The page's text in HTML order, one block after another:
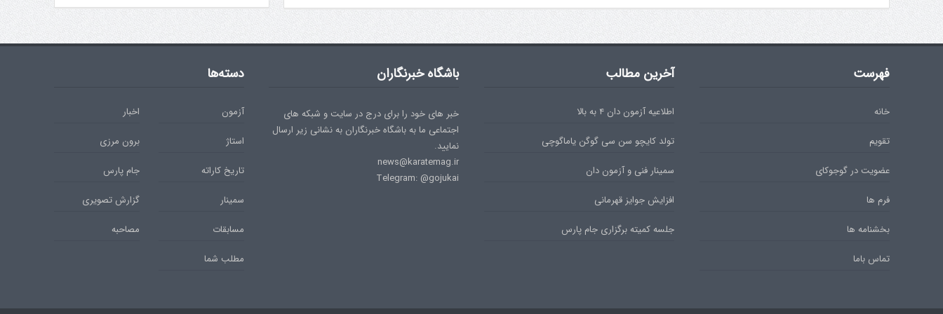
فهرست
خانه
تقویم
عضویت در گوجوکای
فرم ها
بخشنامه ها
تماس باما
آخرین مطالب
اطلاعیه آزمون دان ۴ به بالا
تولد کایچو سن سی گوگن یاماگوچی
سمینار فنی و آزمون دان
افزایش جوایز قهرمانی
جلسه کمیته برگزاری جام پارس
باشگاه خبرنگاران
خبر های خود را برای درج در سایت و شبکه های
اجتماعی ما به باشگاه خبرنگاران به نشانی زیر ارسال
نمایید.
news@karatemag.ir
Telegram: @gojukai
دسته‌ها
آزمون
اخبار
استاژ
برون مرزی
تاریخ کاراته
جام پارس
سمینار
گزارش تصویری
مسابقات
مصاحبه
مطلب شما